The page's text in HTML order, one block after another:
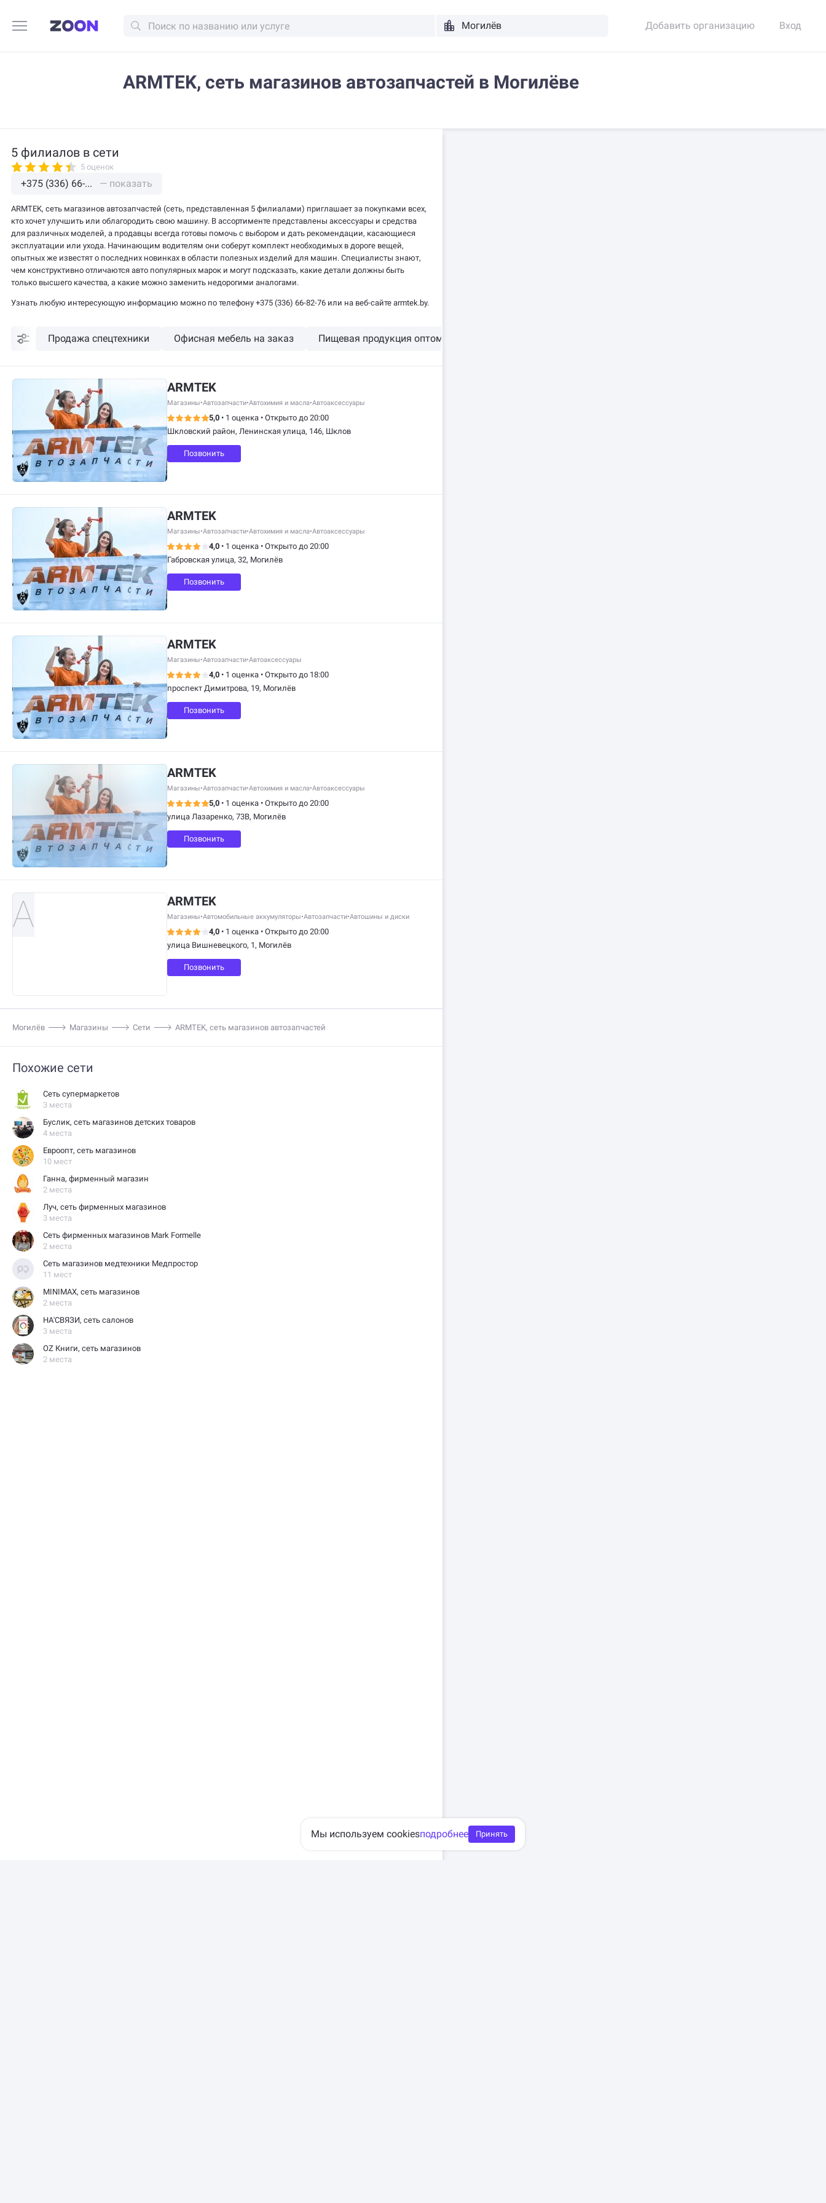
Добавить организацию Вход
ARMTEK, сеть магазинов автозапчастей в Могилёве
5 филиалов в сети
5 оценок
+375 (336) 66-... — показать
ARMTEK, сеть магазинов автозапчастей (сеть, представленная 5 филиалами) приглашает за покупками всех,
кто хочет улучшить или облагородить свою машину. В ассортименте представлены аксессуары и средства
для различных моделей, а продавцы всегда готовы помочь с выбором и дать рекомендации, касающиеся
эксплуатации или ухода. Начинающим водителям они соберут комплект необходимых в дороге вещей,
опытных же известят о последних новинках в области полезных изделий для машин. Специалисты знают,
чем конструктивно отличаются авто популярных марок и могут подсказать, какие детали должны быть
только высшего качества, а какие можно заменить недорогими аналогами.
Узнать любую интересующую информацию можно по телефону +375 (336) 66-82-76 или на веб-сайте armtek.by.
Продажа спецтехники Офисная мебель на заказ Пищевая продукция оптом
ARMTEK
Магазины•Автозапчасти•Автохимия и масла•Автоаксессуары
5,0 • 1 оценка • Открыто до 20:00
Шкловский район, Ленинская улица, 146, Шклов
Позвонить
ARMTEK
Магазины•Автозапчасти•Автохимия и масла•Автоаксессуары
4,0 • 1 оценка • Открыто до 20:00
Габровская улица, 32, Могилёв
Позвонить
ARMTEK
Магазины•Автозапчасти•Автоаксессуары
4,0 • 1 оценка • Открыто до 18:00
проспект Димитрова, 19, Могилёв
Позвонить
ARMTEK
Магазины•Автозапчасти•Автохимия и масла•Автоаксессуары
5,0 • 1 оценка • Открыто до 20:00
улица Лазаренко, 73В, Могилёв
Позвонить
ARMTEK
Магазины•Автомобильные аккумуляторы•Автозапчасти•Автошины и диски
4,0 • 1 оценка • Открыто до 20:00
улица Вишневецкого, 1, Могилёв
Позвонить
Могилёв Магазины Сети ARMTEK, сеть магазинов автозапчастей
Похожие сети
сеть супермаркетов
3 места
Буслик, сеть магазинов детских товаров
4 места
Евроопт, сеть магазинов
10 мест
Ганна, фирменный магазин
2 места
Луч, сеть фирменных магазинов
3 места
Сеть фирменных магазинов Mark Formelle
2 места
сеть магазинов медтехники Медпростор
11 мест
MINIMAX, сеть магазинов
2 места
НА'СВЯЗИ, сеть салонов
3 места
OZ Книги, сеть магазинов
2 места
Мы используем cookiesподробнее Принять